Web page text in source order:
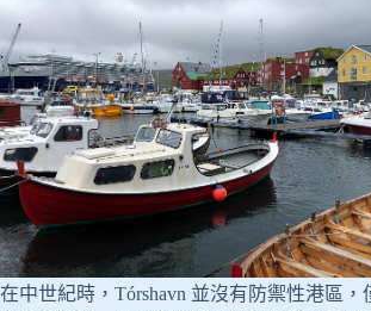
在中世紀時，Tórshavn 並沒有防禦性港區，